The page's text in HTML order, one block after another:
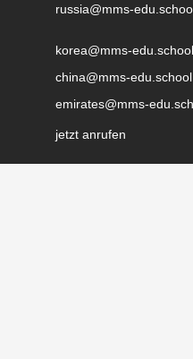
russia@mms-
korea@mms-edu.school
china@mms-edu.school
emirates@mms-
jetzt anrufen